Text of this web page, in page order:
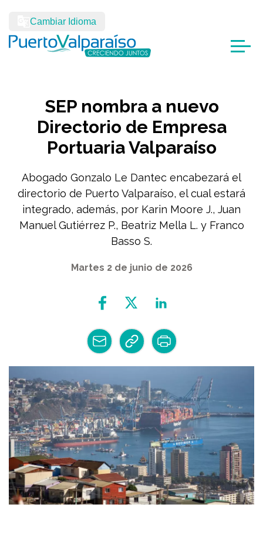
Cambiar Idioma
SEP nombra a nuevo
Directorio de Empresa
Portuaria Valparaíso
Abogado Gonzalo Le Dantec encabezará el
directorio de Puerto Valparaíso, el cual estará
integrado, además, por Karin Moore J., Juan
Manuel Gutiérrez P., Beatriz Mella L. y Franco
Basso S.
Martes 2 de junio de 2026